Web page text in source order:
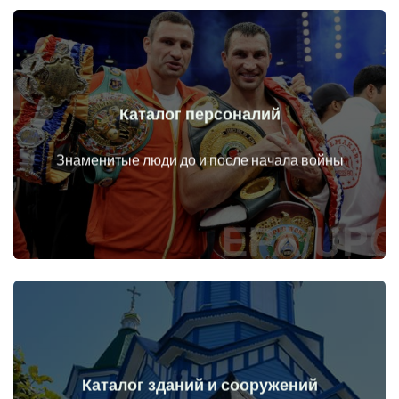
Каталог персоналий
Знаменитые люди до и после начала войны
Личности до и после начала войны
Перейти
Каталог зданий и сооружений
Перейти